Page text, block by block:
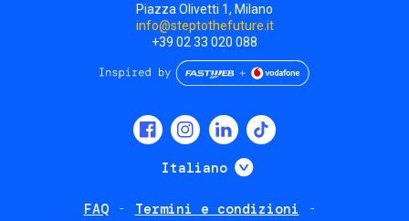
Piazza Olivetti 1, Milano
info@steptothefuture.it
+39 02 33 020 088
Italiano Mostra ulteriori
FAQ
Termini e condizioni